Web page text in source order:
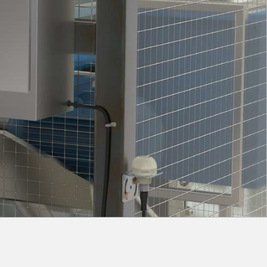
TECHNOLOGIE
Capteurs avec IO-Link
TECHNOLOGY
Capteurs avec IO-Link